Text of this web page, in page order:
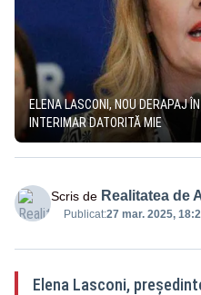
ELENA LASCONI, NOU DERAPAJ
INTERIMAR DATORITĂ MIE
Scris de Realitatea de
Publicat:27 mar. 2025,
Elena Lasconi,